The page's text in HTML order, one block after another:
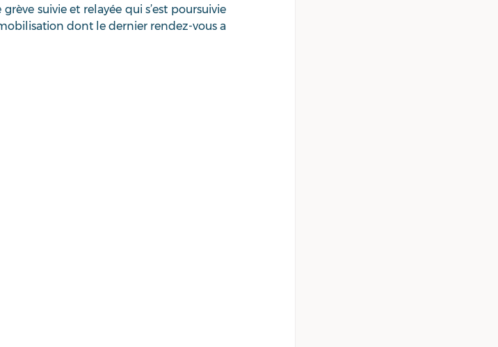
suivie et relayée qui s’est poursuivie
dont le dernier rendez-vous a